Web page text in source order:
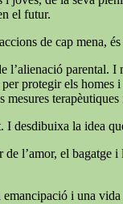
el futur.
de cap mena,
l’alienació parental.
protegir els homes
mesures
desdibuixa la idea
l’amor, el bagatge
i una